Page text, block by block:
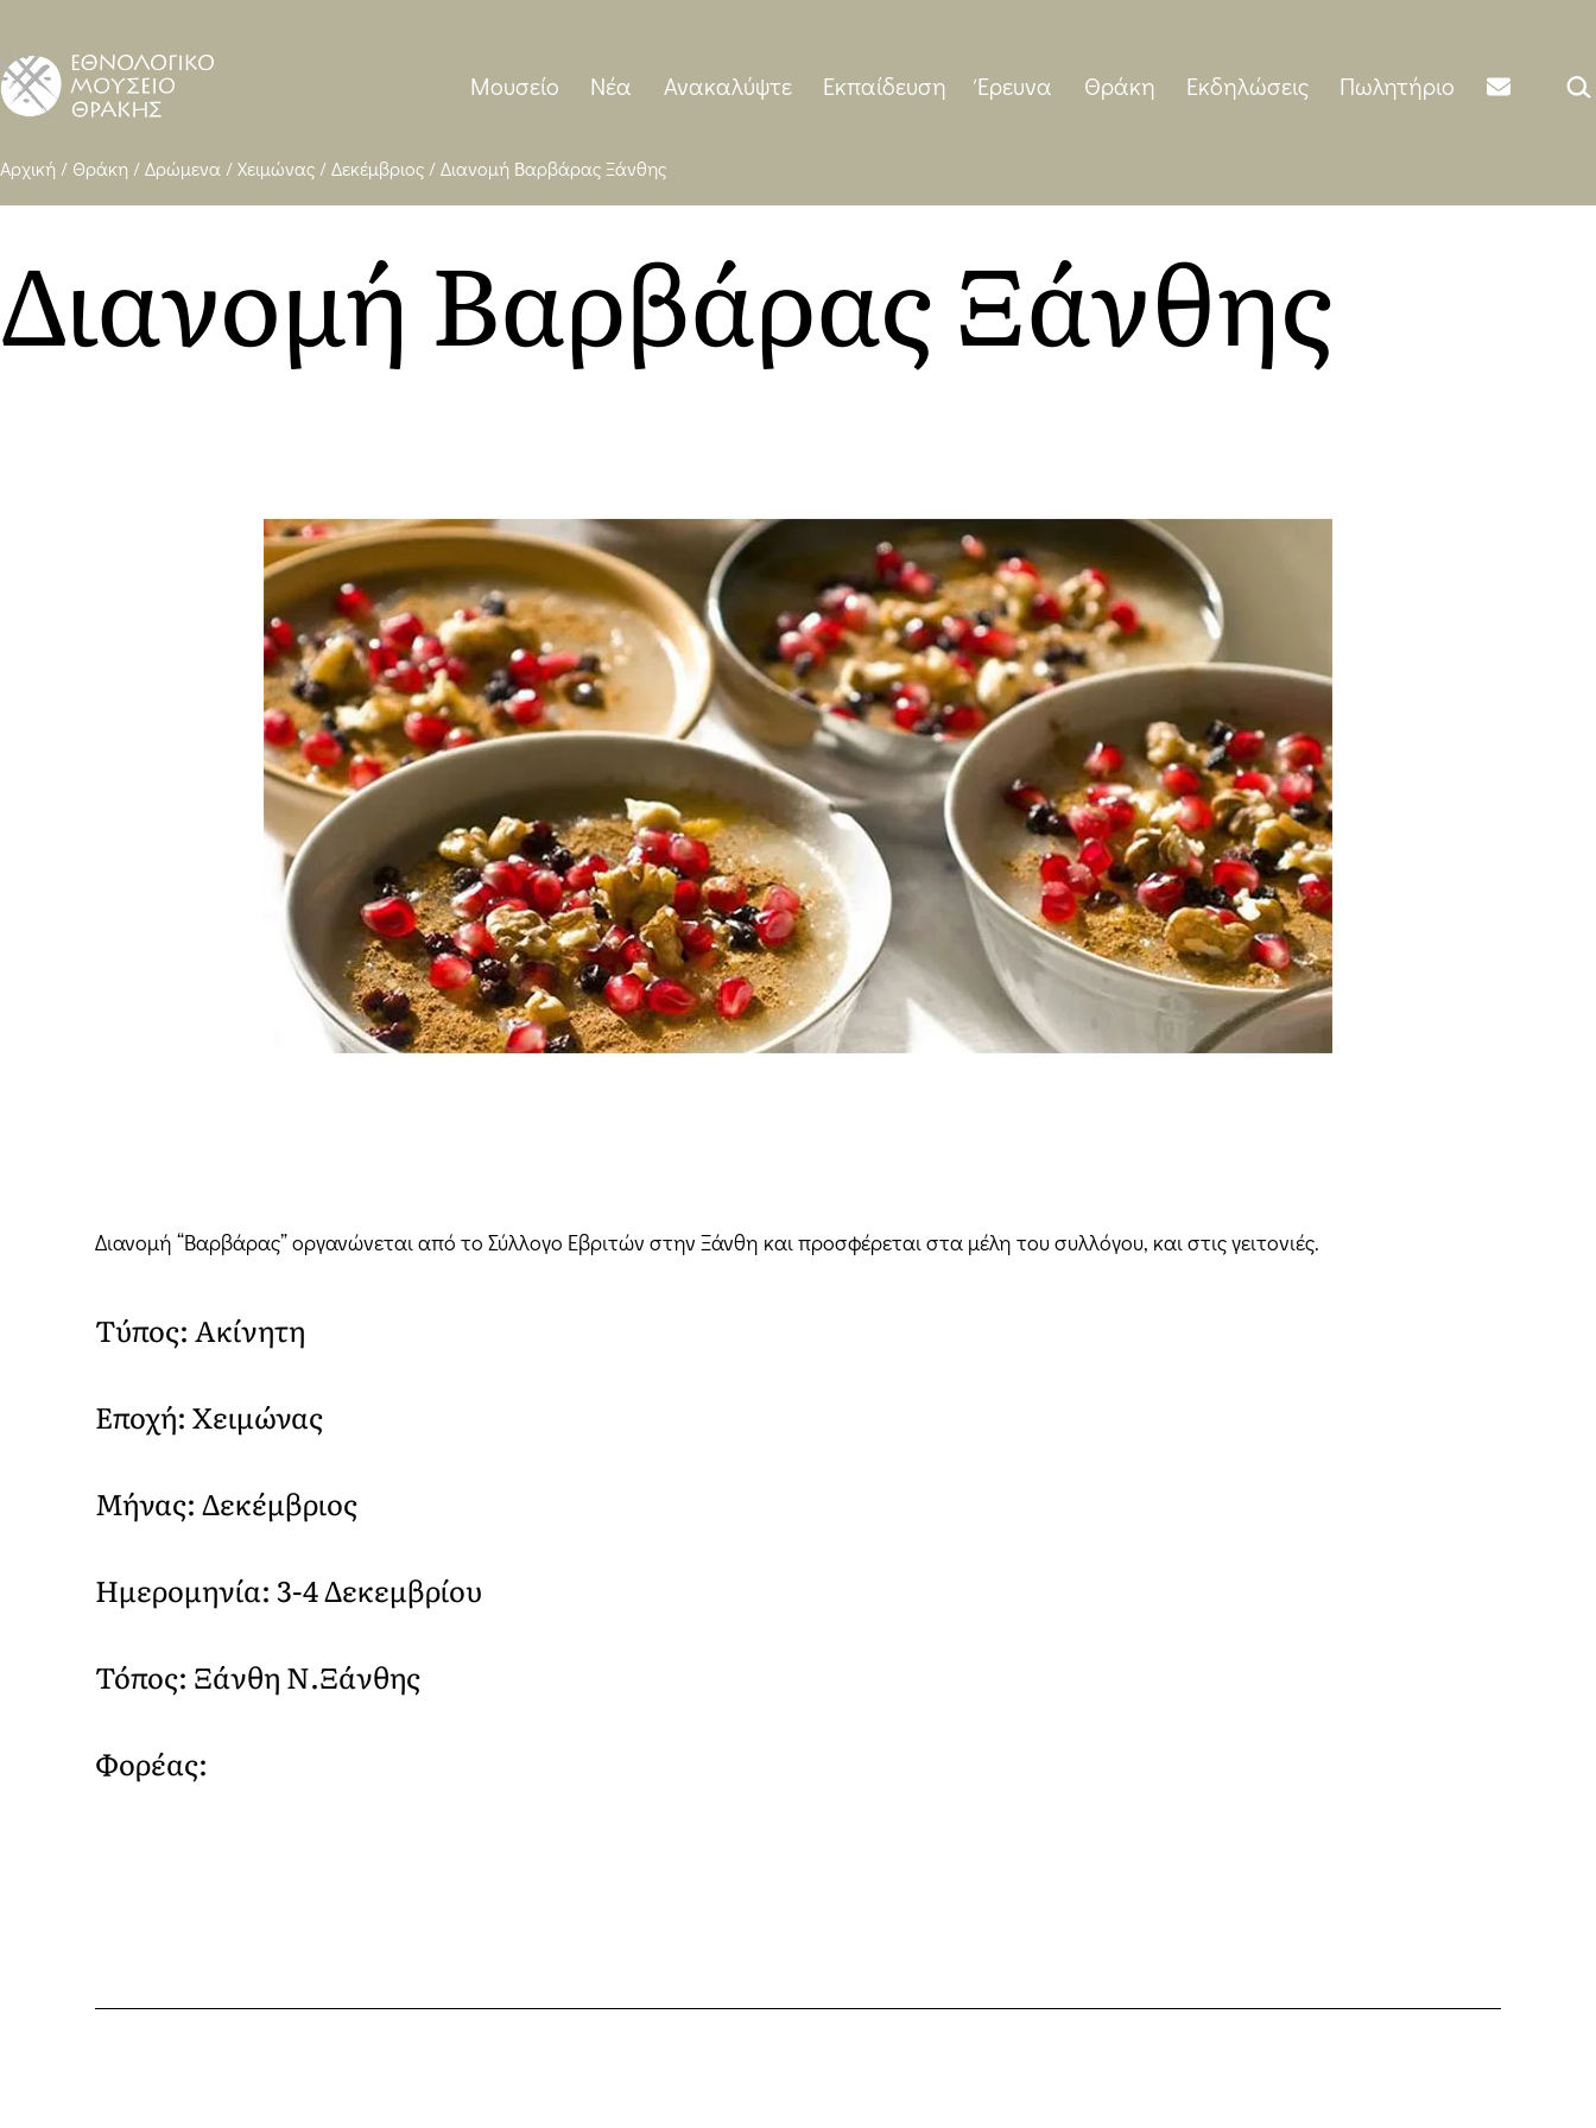
Ethnological
Museum
Thrace
WP
heavy
Μουσείο Νέα Ανακαλύψτε Εκπαίδευση Έρευνα Θράκη Εκδηλώσεις Πωλητήριο
Αρχική / Θράκη /Δρώμενα /Χειμώνας /Δεκέμβριος /Διανομή Βαρβάρας Ξάνθης
Διανομή Βαρβάρας Ξάνθης
Διανομή “Βαρβάρας” οργανώνεται από το Σύλλογο Εβριτών στην Ξάνθη και προσφέρεται στα μέλη του συλλόγου, και στις γειτονιές.
Τύπος: Ακίνητη
Εποχή: Χειμώνας
Μήνας: Δεκέμβριος
Ημερομηνία: 3-4 Δεκεμβρίου
Τόπος: Ξάνθη Ν.Ξάνθης
Φορέας: